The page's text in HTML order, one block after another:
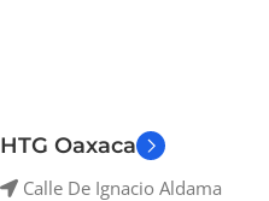
HTG Oaxaca
Calle De Ignacio Aldama